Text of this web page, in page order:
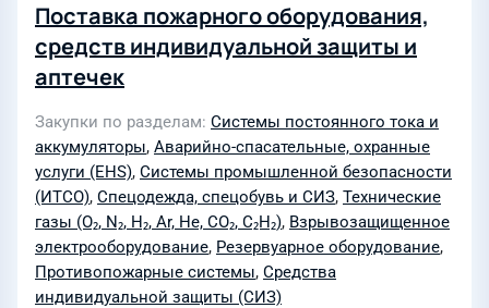
Поставка пожарного оборудования,
средств индивидуальной защиты и
аптечек
Закупки по разделам Системы постоянного тока и
аккумуляторы, Аварийно-спасательные, охранные
услуги (EHS), Системы промышленной безопасности
(ИТСО), Спецодежда, спецобувь и СИЗ, Технические
газы (O₂, N₂, H₂, Ar, He, CO₂, C₂H₂), Взрывозащищенное
электрооборудование, Резервуарное оборудование,
Противопожарные системы, Средства
индивидуальной защиты (СИЗ)